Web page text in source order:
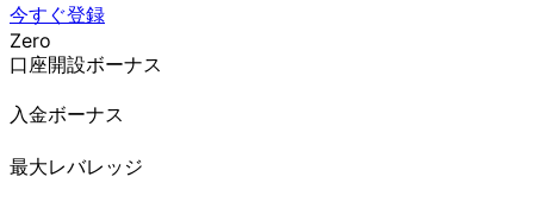
今すぐ登録
Zero
口座開設ボーナス
入金ボーナス
最大レバレッジ